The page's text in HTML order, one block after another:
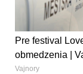
Pre festival
obmedzenia |
Vajnory